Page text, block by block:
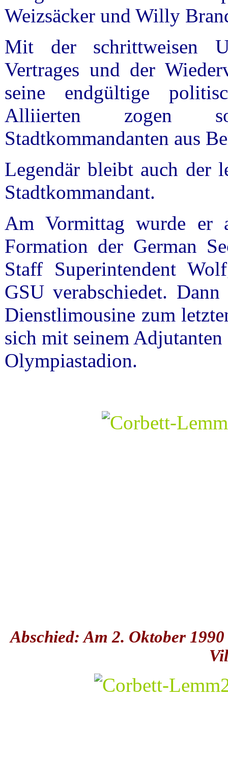
Weizsäcker und Willy
Mit der schrittweisen
Vertrages und der
seine endgültige
Alliierten zogen
Stadtkommandanten aus
Legendär bleibt auch der
Stadtkommandant.
Am Vormittag wurde er
Formation der German
Staff Superintendent
GSU verabschiedet.
Dienstlimousine zum
sich mit seinem
Olympiastadion.
Abschied: Am 2. Oktober